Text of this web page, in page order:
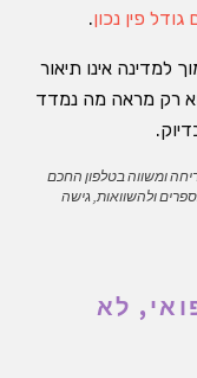
גודל פין נכון.
למדינה אינו תיאור
הוא רק מראה מה נמדד
ומשווה בטלפון החכם
ולהשוואות, גישה
לא